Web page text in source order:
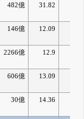
482億 31.82
146億 12.09
2266億 12.9
606億 13.09
30億 14.36